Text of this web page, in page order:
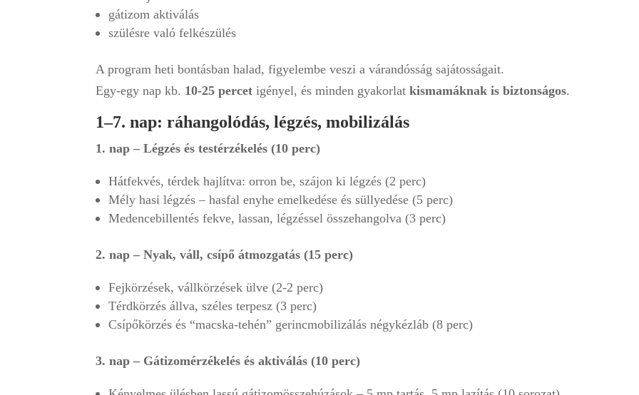
gátizom aktiválás
szülésre való felkészülés
A program heti bontásban halad, figyelembe veszi a várandósság sajátosságait.
Egy-egy nap kb. 10-25 percet igényel, és minden gyakorlatkismamáknak is biztonságos.
1–7. nap: ráhangolódás, légzés, mobilizálás
1. nap – Légzés és testérzékelés (10 perc)
Hátfekvés, térdek hajlítva: orron be, szájon ki légzés (2 perc)
Mély hasi légzés – hasfal enyhe emelkedése és süllyedése (5 perc)
Medencebillentés fekve, lassan, légzéssel összehangolva (3 perc)
2. nap – Nyak, váll, csípő átmozgatás (15 perc)
Fejkörzések, vállkörzések ülve (2-2 perc)
Térdkörzés állva, széles terpesz (3 perc)
Csípőkörzés és “macska-tehén” gerincmobilizálás négykézláb (8 perc)
3. nap – Gátizomérzékelés és aktiválás (10 perc)